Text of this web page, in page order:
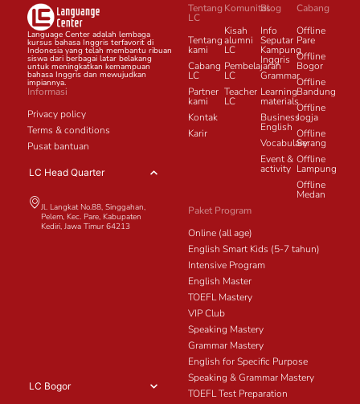
Language Center adalah lembaga
kursus bahasa Inggris terfavorit di
Indonesia yang telah membantu ribuan
siswa dari berbagai latar belakang
untuk meningkatkan kemampuan
bahasa Inggris dan mewujudkan
impiannya.
Informasi
Privacy policy
Terms & conditions
Pusat bantuan
LC Head Quarter
Jl. Langkat No.88, Singgahan,
Pelem, Kec. Pare, Kabupaten
Kediri, Jawa Timur 64213
LC Bogor
Tentang
LC
Tentang
kami
Cabang
LC
Partner
kami
Kontak
Karir
Komunitas
Kisah
alumni
LC
Pembelajaran
LC
Teacher
LC
Blog
Info
Seputar
Kampung
Inggris
Grammar
Learning
materials
Business
English
Vocabulary
Event &
activity
Cabang
Offline
Pare
Offline
Bogor
Offline
Bandung
Offline
Jogja
Offline
Serang
Offline
Lampung
Offline
Medan
Paket Program
Online (all age)
English Smart Kids (5-7 tahun)
Intensive Program
English Master
TOEFL Mastery
VIP Club
Speaking Mastery
Grammar Mastery
English for Specific Purpose
Speaking & Grammar Mastery
TOEFL Test Preparation